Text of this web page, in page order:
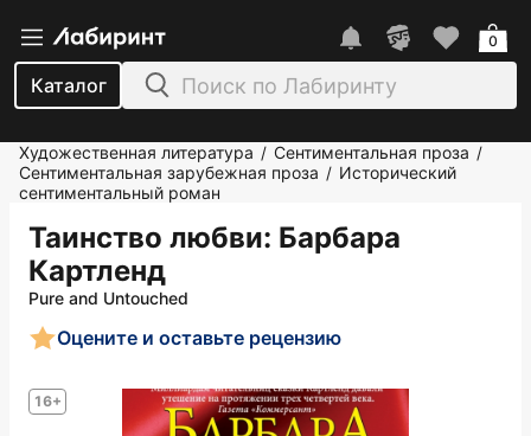
Каталог
0
Художественная литература / Сентиментальная проза /
Сентиментальная зарубежная проза / Исторический
сентиментальный роман
Таинство любви: Барбара
Картленд
Pure and Untouched
16+
Оцените и оставьте рецензию